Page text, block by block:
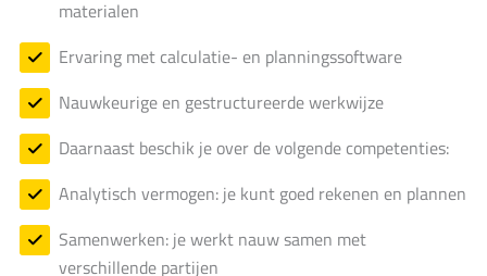
materialen
Ervaring met calculatie- en planningssoftware
Nauwkeurige en gestructureerde werkwijze
Daarnaast beschik je over de volgende competenties:
Analytisch vermogen: je kunt goed rekenen en plannen
Samenwerken: je werkt nauw samen met
verschillende partijen